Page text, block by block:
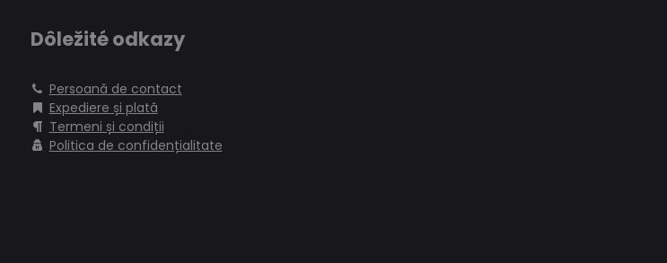
Dôležité odkazy
Persoană de contact
Expediere și plată
Termeni și condiții
Politica de confidențialitate